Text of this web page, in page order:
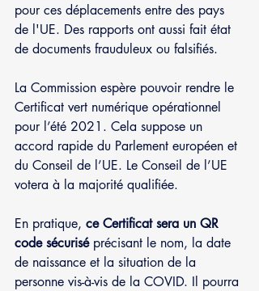
pour ces déplacements entre des pays
de l'UE. Des rapports ont aussi fait état
de documents frauduleux ou falsifiés.
La Commission espère pouvoir rendre le
Certificat vert numérique opérationnel
pour l’été 2021. Cela suppose un
accord rapide du Parlement européen et
du Conseil de l’UE. Le Conseil de l’UE
votera à la majorité qualifiée.
En pratique, ce Certificat sera un QR
code sécurisé précisant le nom, la date
de naissance et la situation de la
personne vis-à-vis de la COVID. Il pourra